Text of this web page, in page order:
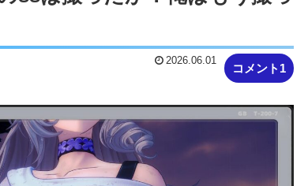
コメント1
2026.06.01